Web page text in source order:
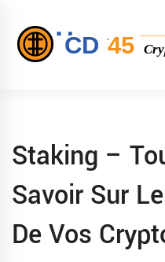
Staking –
Savoir Sur
De Vos